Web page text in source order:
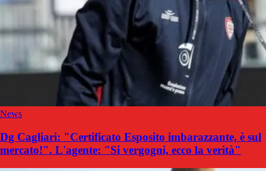
News
Dg Cagliari: "Certificato Esposito imbarazzante, è sul
mercato!". L'agente: "Si vergogni, ecco la verità"